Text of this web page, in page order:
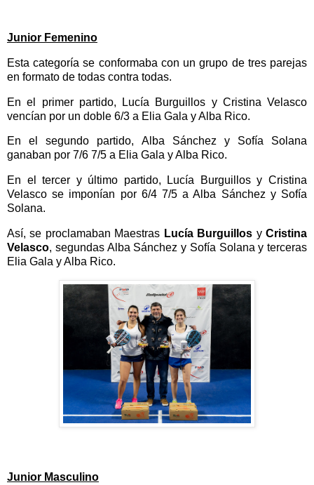
Junior Femenino
Esta categoría se conformaba con un grupo de tres parejas
en formato de todas contra todas.
En el primer partido, Lucía Burguillos y Cristina Velasco
vencían por un doble 6/3 a Elia Gala y Alba Rico.
En el segundo partido, Alba Sánchez y Sofía Solana
ganaban por 7/6 7/5 a Elia Gala y Alba Rico.
En el tercer y último partido, Lucía Burguillos y Cristina
Velasco se imponían por 6/4 7/5 a Alba Sánchez y Sofía
Solana.
Así, se proclamaban Maestras Lucía Burguillos yCristina
Velasco, segundas Alba Sánchez y Sofía Solana y terceras
Elia Gala y Alba Rico.
Junior Masculino